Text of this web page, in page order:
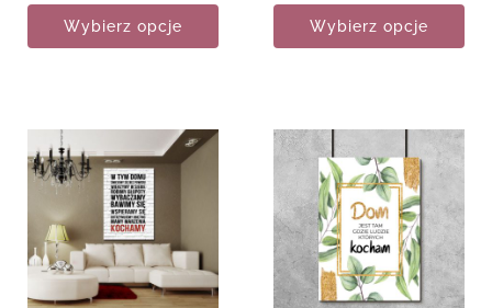
Wybierz opcje Wybierz opcje